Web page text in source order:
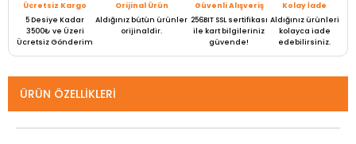
Ücretsiz Kargo
5 Desiye Kadar
3500₺ ve Üzeri
Ücretsiz Gönderim
Orijinal Ürün
Aldığınız bütün ürünler
orijinaldir.
Güvenli Alışveriş
256BIT SSL sertifikası
ile kart bilgileriniz
güvende!
Kolay İade
Aldığınız ürünleri
kolayca iade
edebilirsiniz.
ÜRÜN ÖZELLIKLERI